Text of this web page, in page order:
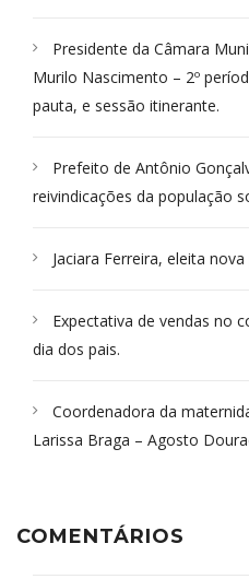
Presidente da Câmara
Murilo Nascimento – 2º
pauta, e sessão itinerante.
Prefeito de Antônio
reivindicações da população
Jaciara Ferreira, eleita
Expectativa de vendas no
dia dos pais.
Coordenadora da
Larissa Braga – Agosto
COMENTÁRIOS